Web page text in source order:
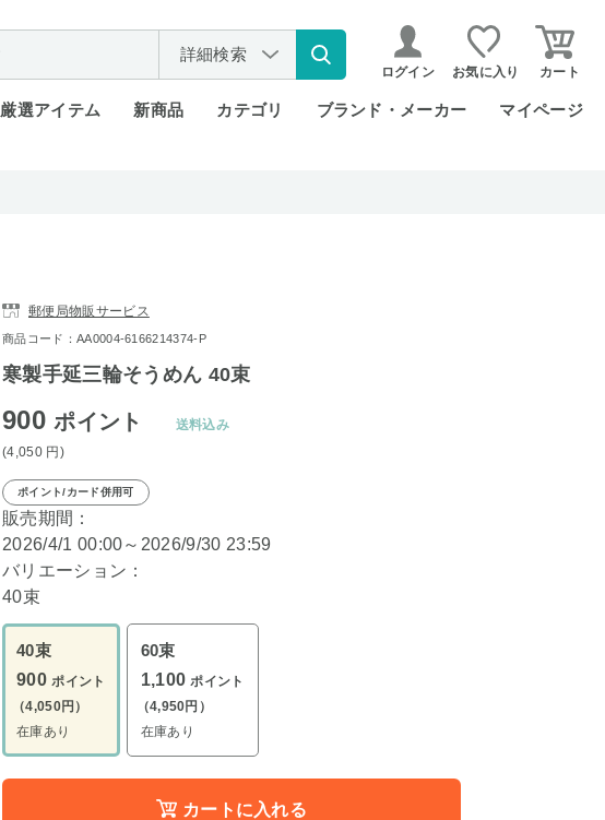
詳細検索
ログイン お気に入り カート
厳選アイテム 新商品 カテゴリ ブランド・メーカー マイページ
郵便局物販サービス
商品コード：AA0004-6166214374-P
寒製手延三輪そうめん 40束
900ポイント
(4,050 円 )
送料込み
ポイント/カード併用可
販売期間：
2026/4/1 00:00～2026/9/30 23:59
バリエーション：
40束
40束
900 ポイント
（4,050円）
在庫あり
60束
1,100 ポイント
（4,950円）
在庫あり
カートに入れる